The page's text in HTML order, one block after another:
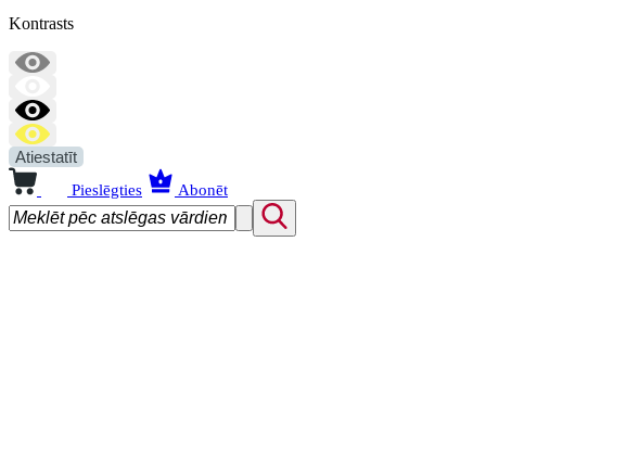
Kontrasts
Atiestatīt
Pieslēgties Abonēt